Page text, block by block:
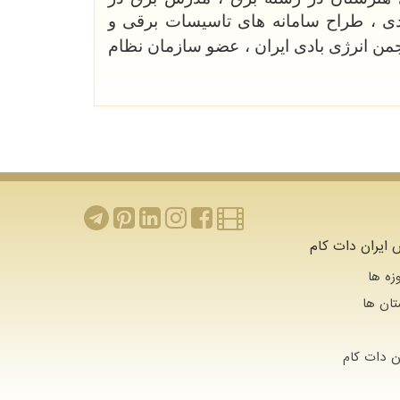
، طراح سامانه های تاسیسات برقی و
انرژی بادی ایران ، عضو سازمان نظام
دات کام
ها
ها
دات كام